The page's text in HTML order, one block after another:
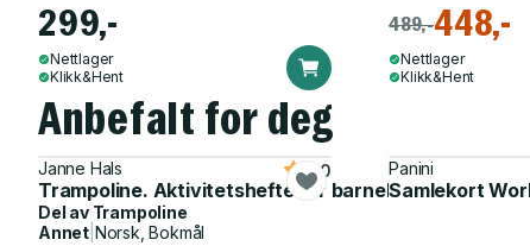
299,-
Nettlager
Klikk&Hent
489,-448,-
Nettlager
Klikk&Hent
Anbefalt for deg
Janne Hals
Trampoline. Aktivitetshefte for barnehagen
5.0
Del av Trampoline
Annet Norsk, Bokmål
Panini
Samlekort